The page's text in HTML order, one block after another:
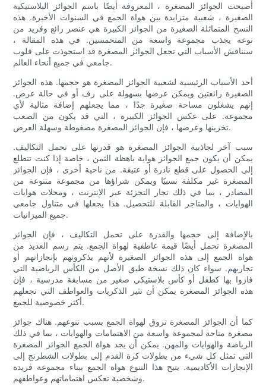
أصبحت الجوائز المصغرة ، المعروفة أيضًا باسم الجوائز البلاستيكية
الصغيرة ، شعبية متزايدة بين هواة الجمع في السنوات الأخيرة. هذه
النسخ المتماثلة الصغيرة من الجوائز الكبيرة هي عنصر رائع وفريد من
نوعه يجذب مجموعة واسعة من المتحمسين. في هذه المقالة ،
سنناقش الأسباب التي تجعل الجوائز المصغرة قد استحوذت على قلوب
جامعي في جميع أنحاء العالم.
أحد الأسباب الرئيسية لشعبية الجوائز المصغرة هو حجمها. هذه الجوائز
الصغيرة رائعتين ويمكن عرضها بسهولة على رف أو في حالة عرض.
إنهم يشغلون مساحة صغيرة جدًا ، مما يجعلهم إضافة مثالية لأي
مجموعة. على عكس الجوائز الكبيرة ، التي قد يكون من الصعب
تخزينها وعرضها ، فإن الجوائز المصغرة مضغوطة وسهلة العرض.
سبب آخر لجاذبية الجوائز المصغرة هو قدرتها على تحمل التكاليف.
يمكن أن يكون جمع الجوائز هواية باهظة الثمن ، خاصة إذا كنت تتطلع
إلى الحصول على قطع نادرة أو عتيقة. من ناحية أخرى ، فإن الجوائز
المصغرة غير مكلفة نسبيًا ويمكن شراؤها من مجموعة متنوعة من
المصادر ، بما في ذلك تجار التجزئة عبر الإنترنت ، ومحلات هوايات
الهوايات ، والمتاجر القابلة للتحصيل. هذا يجعلها في متناول جامعي
جميع الميزانيات.
بالإضافة إلى حجمها والقدرة على تحمل التكاليف ، فإن الجوائز
المصغرة تحمل أيضًا قيمة عاطفية لهواة الجمع. يتم رسم العديد من
هواة الجمع إلى هذه الجوائز الصغيرة لأنهم يذكرونهم بإنجازاتهم أو
تجاربهم. سواء كان ذلك نسخة طبق الأصل من الكأس الرياضية التي
فازوا بها كطفل أو كأس بلاستيكي صغير من مسابقة مدرسية ، فإن
هذه الجوائز المصغرة يمكن أن تثير الذكريات والعواطف التي تجعلهم
أكثر خصوصية للجمع.
كما أن الجوائز المصغرة تروق لهواة الجمع بسبب تنوعهم. هناك جوائز
مصغرة متاحة لمجموعة واسعة من الاهتمامات والهوايات ، بما في ذلك
الرياضة والهوايات والمهن. يمكن أن يجد هواة الجمع الجوائز المصغرة
التي تمثل كل شيء من بطولات كرة القدم إلى بطولات الشطرنج إلى
الإنجازات الأكاديمية. يتيح هذا التنوع هواة الجمع ببناء مجموعة فريدة
وشخصية تعكس اهتماماتهم وعواطفهم.